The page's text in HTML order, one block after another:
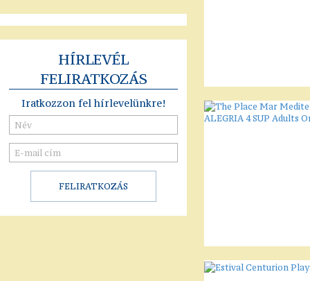
HÍRLEVÉL
FELIRATKOZÁS
Iratkozzon fel hírlevelünkre!